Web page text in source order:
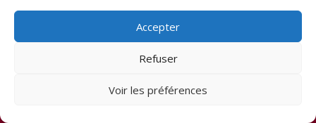
Accepter
Refuser
Voir les préférences